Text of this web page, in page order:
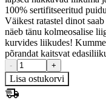
100% sertifitseeritud
Väikest ratastel dinot
näeb tänu kolmeosalise
kurvides liikudes!
põrandat kaitsvat
- +
Lisa ostukorvi